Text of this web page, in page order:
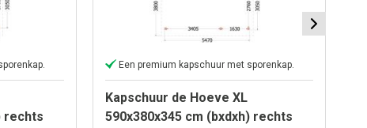
rechts
Een premium kapschuur met sporenkap.
Kapschuur de Hoeve XL
590x380x345 cm (bxdxh) rechts